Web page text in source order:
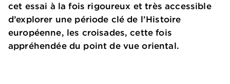
cet essai à la fois rigoureux et très accessible
d’explorer une période clé de l’Histoire
européenne, les croisades, cette fois
appréhendée du point de vue oriental.